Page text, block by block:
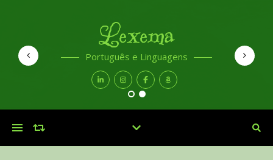
Lexema
Português e Linguagens